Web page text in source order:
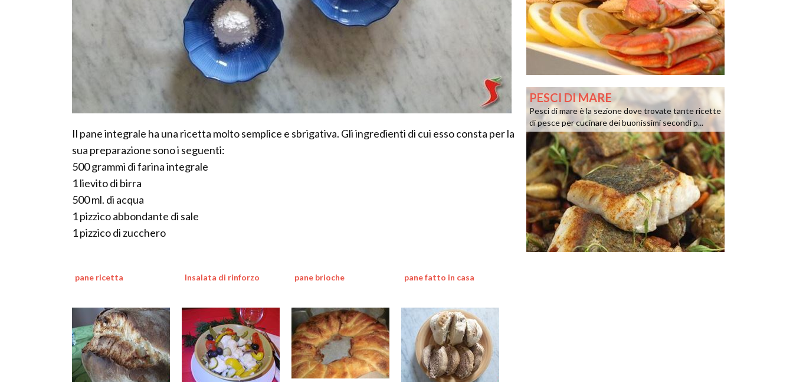
Il pane integrale ha una ricetta molto semplice e sbrigativa. Gli ingredienti di cui esso consta per la
sua preparazione sono i seguenti:
500 grammi di farina integrale
1 lievito di birra
500 ml. di acqua
1 pizzico abbondante di sale
1 pizzico di zucchero
pane ricetta Insalata di rinforzo pane brioche pane fatto in casa
PESCI DI MARE
Pesci di mare è la sezione dove trovate tante ricette
di pesce per cucinare dei buonissimi secondi p...